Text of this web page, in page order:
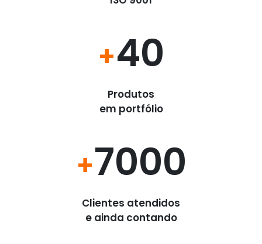
+40
Produtos
em portfólio
+7000
Clientes atendidos
e ainda contando